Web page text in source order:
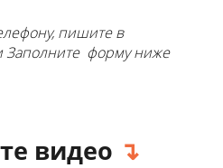
пишите в
Заполните форму ниже
видео ↴